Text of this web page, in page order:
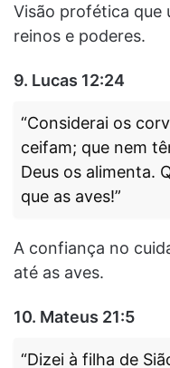
Visão profética que
reinos e poderes.
9. Lucas 12:24
“Considerai os
ceifam; que nem
Deus os alimenta.
que as aves!”
A confiança no
até as aves.
10. Mateus 21:5
“Dizei à filha de